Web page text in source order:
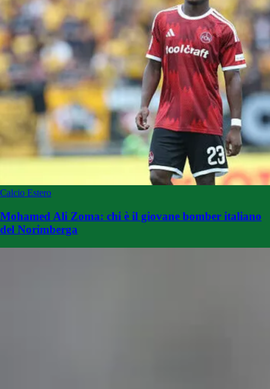
Calcio Estero
Mohamed Ali Zoma: chi è il giovane bomber italiano
del Norimberga